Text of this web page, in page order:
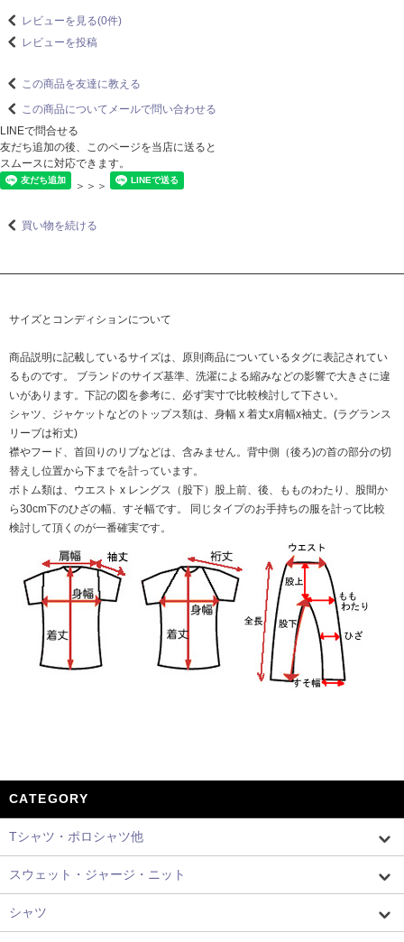
レビューを見る(0件)
レビューを投稿
この商品を友達に教える
この商品についてメールで問い合わせる
LINEで問合せる
友だち追加の後、このページを当店に送ると
スムースに対応できます。
＞＞＞
買い物を続ける
サイズとコンディションについて
商品説明に記載しているサイズは、原則商品についているタグに表記されてい
るものです。 ブランドのサイズ基準、洗濯による縮みなどの影響で大きさに違
いがあります。下記の図を参考に、必ず実寸で比較検討して下さい。
シャツ、ジャケットなどのトップス類は、身幅 x 着丈x肩幅x袖丈。(ラグランス
リーブは裄丈)
襟やフード、首回りのリブなどは、含みません。背中側（後ろ)の首の部分の切
替えし位置から下までを計っています。
ボトム類は、ウエスト x レングス（股下）股上前、後、もものわたり、股間か
ら30cm下のひざの幅、すそ幅です。 同じタイプのお手持ちの服を計って比較
検討して頂くのが一番確実です。
CATEGORY
Tシャツ・ポロシャツ他
スウェット・ジャージ・ニット
シャツ